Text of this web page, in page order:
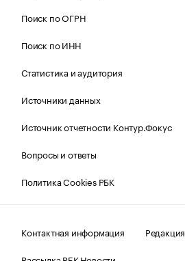
Поиск по ОГРН
Поиск по ИНН
Статистика и аудитория
Источники данных
Источник отчетности Контур.Фокус
Вопросы и ответы
Политика Cookies РБК
Контактная информация
Редакция